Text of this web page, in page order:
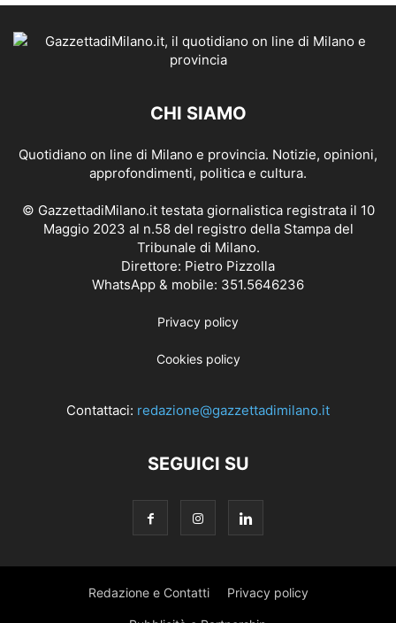
CHI SIAMO
Quotidiano on line di Milano e provincia. Notizie, opinioni,
approfondimenti, politica e cultura.
© GazzettadiMilano.it testata giornalistica registrata il 10
Maggio 2023 al n.58 del registro della Stampa del
Tribunale di Milano.
Direttore: Pietro Pizzolla
WhatsApp & mobile: 351.5646236
Privacy policy
Cookies policy
Contattaci: redazione@gazzettadimilano.it
SEGUICI SU
Redazione e Contatti Privacy policy